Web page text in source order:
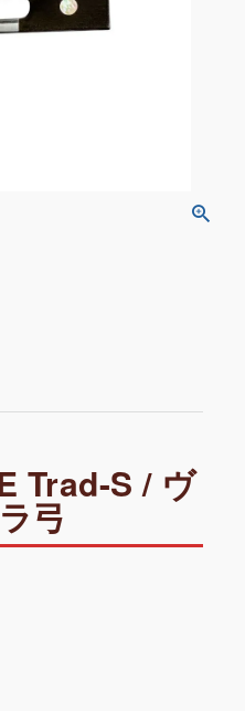
Trad-S / ヴ
弓